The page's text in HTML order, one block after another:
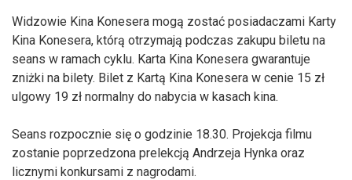
Widzowie Kina Konesera mogą zostać posiadaczami Karty
Kina Konesera, którą otrzymają podczas zakupu biletu na
seans w ramach cyklu. Karta Kina Konesera gwarantuje
zniżki na bilety. Bilet z Kartą Kina Konesera w cenie 15 zł
ulgowy 19 zł normalny do nabycia w kasach kina.
Seans rozpocznie się o godzinie 18.30. Projekcja filmu
zostanie poprzedzona prelekcją Andrzeja Hynka oraz
licznymi konkursami z nagrodami.